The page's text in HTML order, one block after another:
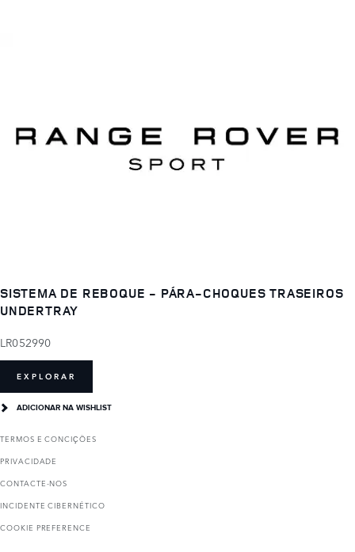
SISTEMA DE REBOQUE - PÁRA-CHOQUES TRASEIROS
UNDERTRAY
LR052990
EXPLORAR
ADICIONAR NA WISHLIST
TERMOS E CONCIҪÕES
PRIVACIDADE
CONTACTE-NOS
INCIDENTE CIBERNÉTICO
COOKIE PREFERENCE